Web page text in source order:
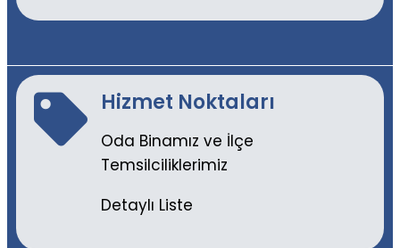
Hizmet Noktaları
Oda Binamız ve İlçe
Temsilciliklerimiz
Detaylı Liste